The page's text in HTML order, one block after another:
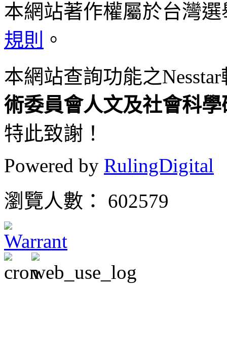
本網站著作權屬於台灣
規則
。
本網站查詢功能之Nesstar
術委員會人文及社會科
特此致謝！
Powered by RulingDigital
瀏覽人數： 602579